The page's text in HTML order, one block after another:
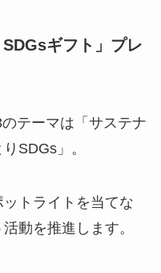
ギフト」プレ
テーマは「サステナ
SDGs」。
トライトを当てな
動を推進します。